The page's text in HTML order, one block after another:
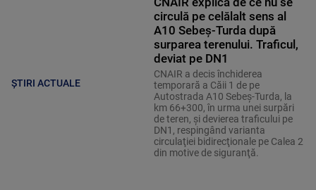
ȘTIRI ACTUALE
circulă pe celălalt sens al
A10 Sebeș-Turda după
surparea terenului. Traficul,
deviat pe DN1
CNAIR a decis închiderea
temporară a Căii 1 de pe
Autostrada A10 Sebeş-Turda, la
km 66+300, în urma unei surpări
de teren, şi devierea traficului pe
DN1, respingând varianta
circulaţiei bidirecţionale pe Calea 2
din motive de siguranţă.